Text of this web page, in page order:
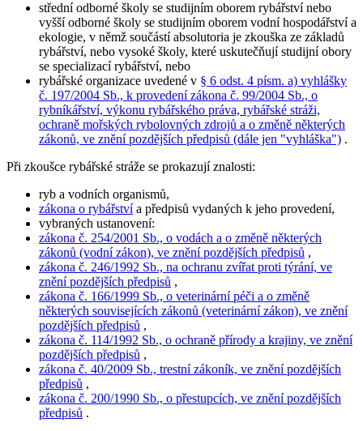
střední odborné školy se studijním oborem rybářství nebo
vyšší odborné školy se studijním oborem vodní hospodářství a
ekologie, v němž součástí absolutoria je zkouška ze základů
rybářství, nebo vysoké školy, které uskutečňují studijní obory
se specializací rybářství, nebo
rybářské organizace uvedené v § 6 odst. 4 písm. a) vyhlášky
č. 197/2004 Sb., k provedení zákona č. 99/2004 Sb., o
rybníkářství, výkonu rybářského práva, rybářské stráži,
ochraně mořských rybolovných zdrojů a o změně některých
zákonů, ve znění pozdějších předpisů (dále jen "vyhláška") .
Při zkoušce rybářské stráže se prokazují znalosti:
ryb a vodních organismů,
zákona o rybářstvía předpisů vydaných k jeho provedení,
vybraných ustanovení:
zákona č. 254/2001 Sb., o vodách a o změně některých
zákonů (vodní zákon), ve znění pozdějších předpisů ,
zákona č. 246/1992 Sb., na ochranu zvířat proti týrání, ve
znění pozdějších předpisů ,
zákona č. 166/1999 Sb., o veterinární péči a o změně
některých souvisejících zákonů (veterinární zákon), ve znění
pozdějších předpisů ,
zákona č. 114/1992 Sb., o ochraně přírody a krajiny, ve znění
pozdějších předpisů ,
zákona č. 40/2009 Sb., trestní zákoník, ve znění pozdějších
předpisů ,
zákona č. 200/1990 Sb., o přestupcích, ve znění pozdějších
předpisů .